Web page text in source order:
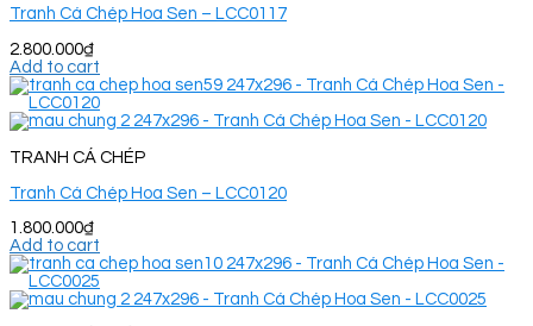
Tranh Cá Chép Hoa Sen – LCC0117
2.800.000₫
Add to cart
TRANH CÁ CHÉP
Tranh Cá Chép Hoa Sen – LCC0120
1.800.000₫
Add to cart